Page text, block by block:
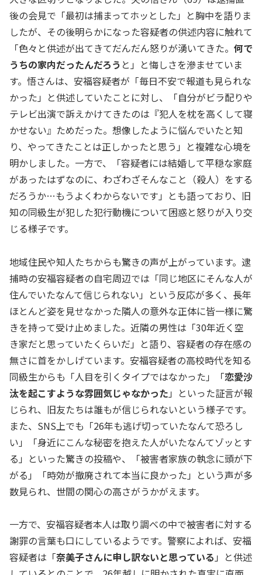
後の会見で「最初は捕まってホッとした」と胸中を語りま
したが、その後明らかになった容疑者の供述内容に触れて
「色々と供述が出てきてだんだん怒りが湧いてきた。 何で
うちの家内だったんだろう と」と悔しさを滲ませていま
す。悟さんは、安福容疑者が「毎日不安で報道も見られな
かった」と供述していたことに対し、「自分がビラ配りや
テレビ出演で訴えかけてきたのは『犯人を枕を高くして寝
かせない』ためだった。想像したように悩んでいたと知
り、やってきたことは正しかったと思う」と複雑な心境を
明かしました。一方で、「容疑者には結婚して平穏な家庭
があったはずなのに、わざわざそんなこと（殺人）をする
だろうか…もうよくわからないです」とも語っており、旧
知の同級生が犯した犯行動機について困惑と怒りが入り交
じる様子です。
地域住民や知人たちからも驚きの声が上がっています。逮
捕時の安福容疑者の自宅周辺では「同じ地区にそんな人が
住んでいたなんて信じられない」という反応が多く、長年
ほとんど姿を見せなかった隣人の意外な正体に皆一様に驚
きを持って受け止めました。近隣の男性は「30年近く空
き家だと思っていたくらいだ」と語り、容疑者の存在感の
無さに首をかしげています。安福容疑者の高校時代を知る
同級生からも「人目を引くタイプではなかった」「恋愛沙
汰を起こすような雰囲気じゃなかった 」といった証言が報
じられ、旧友たちは誰もが信じられないという様子です。
また、SNS上でも「26年も逃げ切っていたなんて恐ろし
い」「身近にこんな秘密を抱えた人がいたなんてゾッとす
る」といった驚きの投稿や、「被害者家族の執念に頭が下
がる」「時効が撤廃されて本当に良かった」という声が多
数見られ、世間の関心の高さがうかがえます。
一方で、安福容疑者本人は取り調べの中で被害者に対する
謝罪の言葉も口にしているようです。警察によれば、安福
容疑者は「奈美子さんに申し訳ないと思っている 」と供述